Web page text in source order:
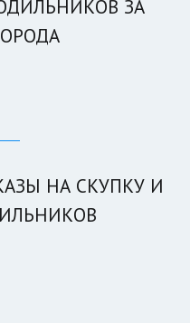
ЗА
НА СКУПКУ И